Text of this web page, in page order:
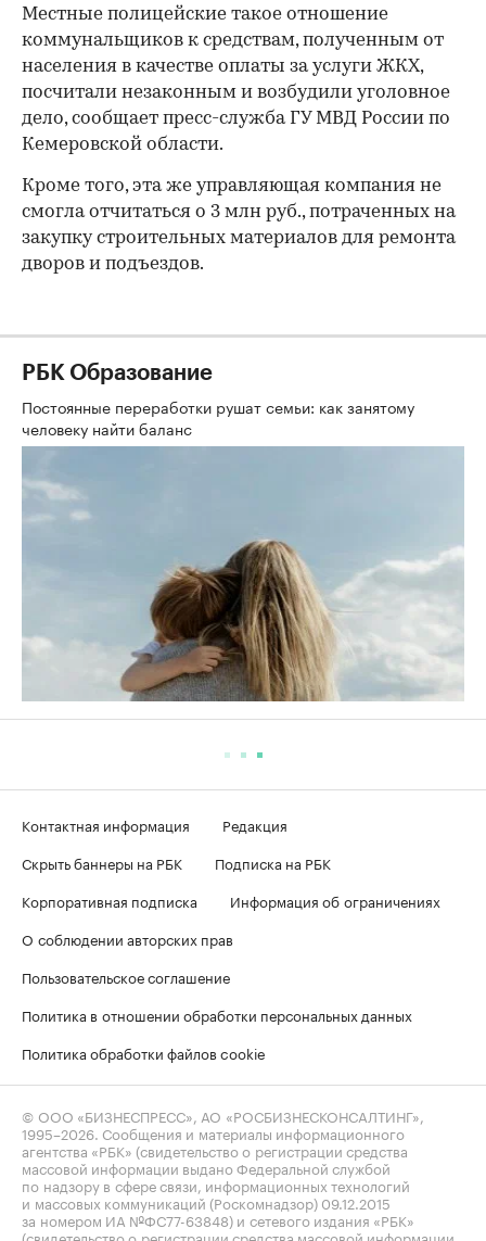
Местные полицейские такое отношение
коммунальщиков к средствам, полученным от
населения в качестве оплаты за услуги ЖКХ,
посчитали незаконным и возбудили уголовное
дело, сообщает пресс-служба ГУ МВД России по
Кемеровской области.
Кроме того, эта же управляющая компания не
смогла отчитаться о 3 млн руб., потраченных на
закупку строительных материалов для ремонта
дворов и подъездов.
РБК Образование
Постоянные переработки рушат семьи: как занятому
человеку найти баланс
Контактная информация
Редакция
Скрыть баннеры на РБК
Подписка на РБК
Корпоративная подписка
Информация об ограничениях
О соблюдении авторских прав
Пользовательское соглашение
Политика в отношении обработки персональных данных
Политика обработки файлов cookie
© ООО «БИЗНЕСПРЕСС», АО «РОСБИЗНЕСКОНСАЛТИНГ»,
1995–2026. Сообщения и материалы информационного
агентства «РБК» (свидетельство о регистрации средства
массовой информации выдано Федеральной службой
по надзору в сфере связи, информационных технологий
и массовых коммуникаций (Роскомнадзор) 09.12.2015
за номером ИА №ФС77-63848) и сетевого издания «РБК»
(свидетельство о регистрации средства массовой информации